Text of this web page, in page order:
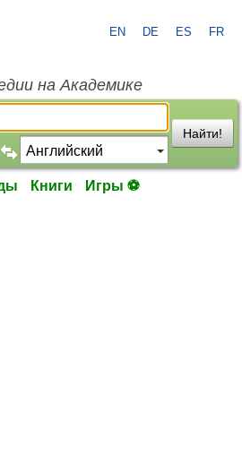
EN DE ES FR
на Академике
Найти!
Книги Игры ⚽